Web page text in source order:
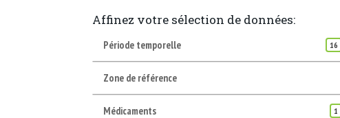
Affinez votre sélection de données:
Période temporelle 16
Zone de référence
Médicaments 1